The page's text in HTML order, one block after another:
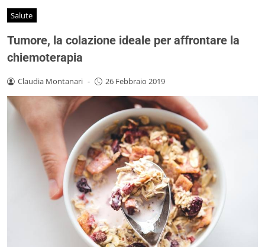
Salute
Tumore, la colazione ideale per affrontare la
chiemoterapia
Claudia Montanari - 26 Febbraio 2019